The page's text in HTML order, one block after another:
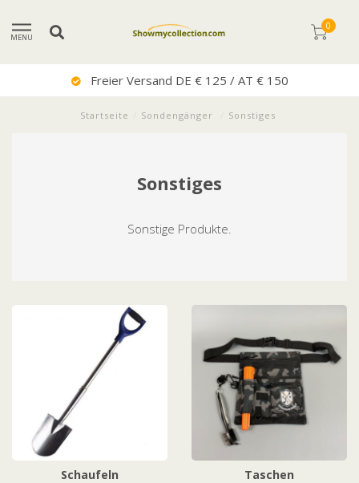
MENU
0
Freier Versand DE € 125 / AT € 150
Startseite Sondengänger Sonstiges
Sonstiges
Sonstige Produkte.
Schaufeln Taschen